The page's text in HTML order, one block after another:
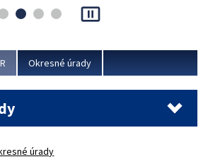
a Ministerstva vnútra SR.
pause_presentation
Okresné úrady
úrady